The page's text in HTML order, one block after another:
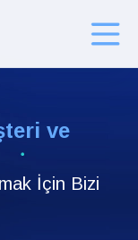
ve
İçin Bizi